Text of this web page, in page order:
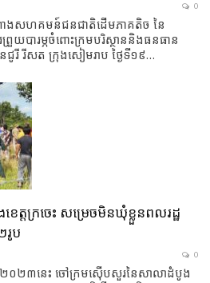
0
ងសហគមន៍ជនជាតិដើមភាគតិច នៃ
ព្រួយបារម្ភចំពោះក្រមបរិស្ថាននិងធនធាន
ជូរី រីសត ក្រុងសៀមរាប ថ្ងៃទី១៩…
តក្រចេះ សម្រេចមិនឃុំខ្លួនពលរដ្ឋ
រូប
0
២០២៣នេះ ចៅក្រមស៊ើបសួរនៃសាលាដំបូង